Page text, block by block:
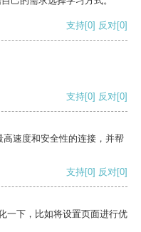
支持[0] 反对[0]
支持[0] 反对[0]
速度和安全性的连接，并帮
支持[0] 反对[0]
一下，比如将设置页面进行优